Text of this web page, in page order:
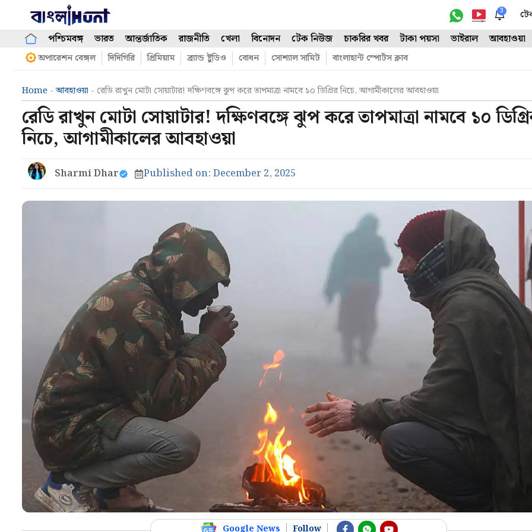
content
3
পশ্চিমবঙ্গ ভারত আন্তর্জাতিক রাজনীতি খেলা বিনোদন টেক নিউজ চাকরির খবর টাকা পয়সা ভাইরাল আবহাওয়া
অপারেশন বেঙ্গল দিদিগিরি প্রিমিয়াম ব্র্যান্ড ষ্টুডিও বোধন সোশ্যাল সামিট বাংলাহান্ট স্পোর্টস ক্লাব
Home -আবহাওয়া - রেডি রাখুন মোটা সোয়াটার! দক্ষিণবঙ্গে ঝুপ করে তাপমাত্রা নামবে ১০ ডিগ্রির নিচে, আগামীকালের আবহাওয়া
রেডি রাখুন মোটা সোয়াটার! দক্ষিণবঙ্গে ঝুপ করে তাপমাত্রা নামবে ১০
নিচে, আগামীকালের আবহাওয়া
Sharmi Dhar Published on: December 2, 2025
Google News Follow